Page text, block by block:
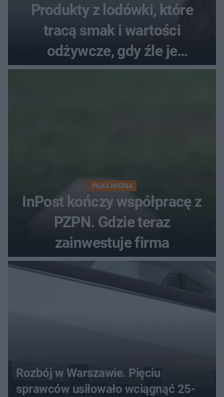
Produkty z lodówki, które
tracą smak i wartości
odżywcze, gdy źle je
przechowujesz. Uczestniczka
PIŁKA NOŻNA
InPost kończy współpracę z
PZPN. Gdzie teraz
zainwestuje firma
Rozbój w Warszawie. Pięciu
sprawców usiłowało wciągnąć 25-